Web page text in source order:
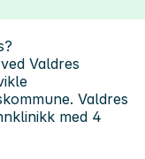
Valdres
Valdres
med 4